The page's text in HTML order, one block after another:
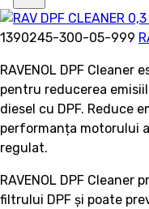
1390245-300-05-999
RAVENOL DPF
pentru reducerea
diesel cu DPF. Reduce
performanța motorului
regulat.
RAVENOL DPF
filtrului DPF și poate